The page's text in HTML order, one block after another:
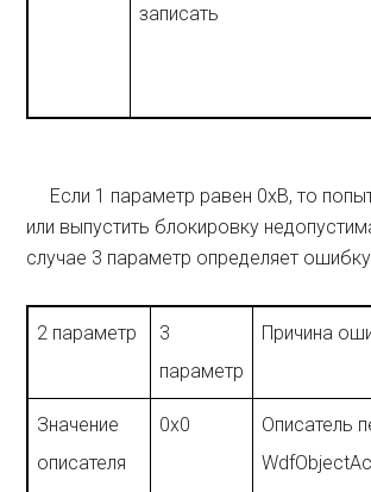
записать
Если 1 параметр равен 0xB, то
или выпустить блокировку
случае 3 параметр определяет
2 параметр
3
параметр
Причина
Значение
описателя
0x0
Описатель